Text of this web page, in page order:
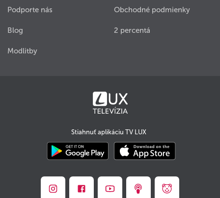
Podporte nás
Blog
Modlitby
Obchodné podmienky
2 percentá
Stiahnuť aplikáciu TV LUX